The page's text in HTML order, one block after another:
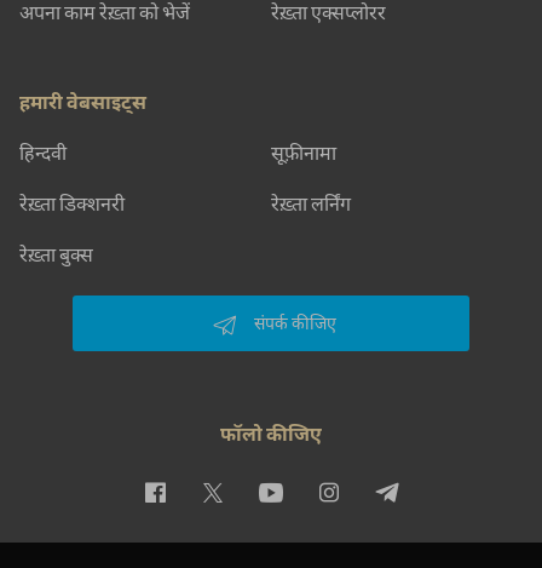
अपना काम रेख़्ता को भेजें रेख़्ता एक्सप्लोरर
हमारी वेबसाइट्स
हिन्दवी सूफ़ीनामा
रेख़्ता डिक्शनरी रेख़्ता लर्निंग
रेख़्ता बुक्स
संपर्क कीजिए
फॉलो कीजिए